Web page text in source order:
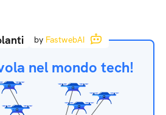
by FastwebAI
nel mondo tech!